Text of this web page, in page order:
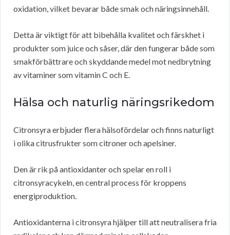
oxidation, vilket bevarar både smak och näringsinnehåll.
Detta är viktigt för att bibehålla kvalitet och färskhet i
produkter som juice och såser, där den fungerar både som
smakförbättrare och skyddande medel mot nedbrytning
av vitaminer som vitamin C och E.
Hälsa och naturlig näringsrikedom
Citronsyra erbjuder flera hälsofördelar och finns naturligt
i olika citrusfrukter som citroner och apelsiner.
Den är rik på antioxidanter och spelar en roll i
citronsyracykeln, en central process för kroppens
energiproduktion.
Antioxidanterna i citronsyra hjälper till att neutralisera fria